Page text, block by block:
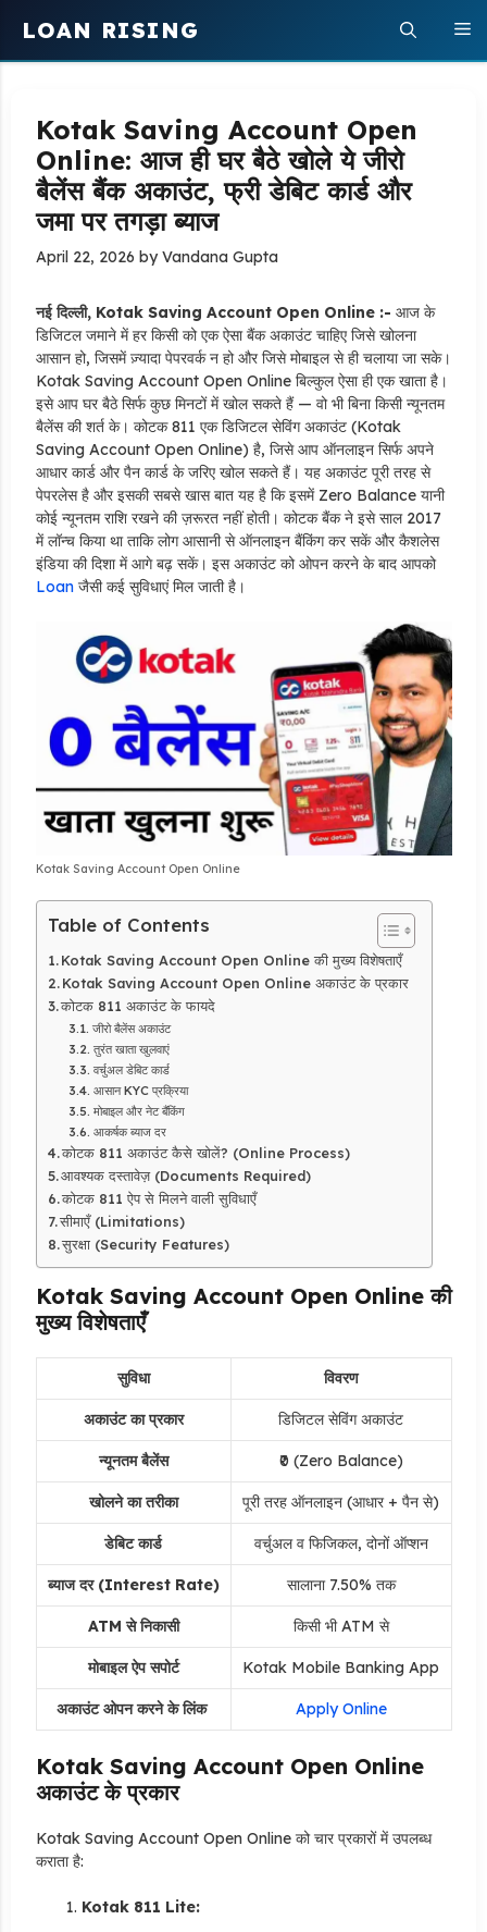
content
LOAN RISING
Kotak Saving Account Open
Online: आज ही घर बैठे खोले ये जीरो
बैलेंस बैंक अकाउंट, फ्री डेबिट कार्ड और
जमा पर तगड़ा ब्याज
April 22, 2026 byVandana Gupta
नई दिल्ली, Kotak Saving Account Open Online :- आज के
डिजिटल जमाने में हर किसी को एक ऐसा बैंक अकाउंट चाहिए जिसे खोलना
आसान हो, जिसमें ज़्यादा पेपरवर्क न हो और जिसे मोबाइल से ही चलाया जा सके।
Kotak Saving Account Open Online बिल्कुल ऐसा ही एक खाता है।
इसे आप घर बैठे सिर्फ कुछ मिनटों में खोल सकते हैं — वो भी बिना किसी न्यूनतम
बैलेंस की शर्त के। कोटक 811 एक डिजिटल सेविंग अकाउंट (Kotak
Saving Account Open Online) है, जिसे आप ऑनलाइन सिर्फ अपने
आधार कार्ड और पैन कार्ड के जरिए खोल सकते हैं। यह अकाउंट पूरी तरह से
पेपरलेस है और इसकी सबसे खास बात यह है कि इसमें Zero Balance यानी
कोई न्यूनतम राशि रखने की ज़रूरत नहीं होती। कोटक बैंक ने इसे साल 2017
में लॉन्च किया था ताकि लोग आसानी से ऑनलाइन बैंकिंग कर सकें और कैशलेस
इंडिया की दिशा में आगे बढ़ सकें। इस अकाउंट को ओपन करने के बाद आपको
Loanजैसी कई सुविधाएं मिल जाती है।
Kotak Saving Account Open Online
Table of Contents
Kotak Saving Account Open Online की मुख्य विशेषताएँ
Kotak Saving Account Open Online अकाउंट के प्रकार
कोटक 811 अकाउंट के फायदे
जीरो बैलेंस अकाउंट
तुरंत खाता खुलवाएं
वर्चुअल डेबिट कार्ड
आसान KYC प्रक्रिया
मोबाइल और नेट बैंकिंग
आकर्षक ब्याज दर
कोटक 811 अकाउंट कैसे खोलें? (Online Process)
आवश्यक दस्तावेज़ (Documents Required)
कोटक 811 ऐप से मिलने वाली सुविधाएँ
सीमाएँ (Limitations)
सुरक्षा (Security Features)
Kotak Saving Account Open Online की
मुख्य विशेषताएँ
सुविधा विवरण
अकाउंट का प्रकार डिजिटल सेविंग अकाउंट
न्यूनतम बैलेंस ₹0 (Zero Balance)
खोलने का तरीका पूरी तरह ऑनलाइन (आधार + पैन से)
डेबिट कार्ड वर्चुअल व फिजिकल, दोनों ऑप्शन
ब्याज दर (Interest Rate) सालाना 7.50% तक
ATM से निकासी किसी भी ATM से
मोबाइल ऐप सपोर्ट Kotak Mobile Banking App
अकाउंट ओपन करने के लिंक Apply Online
Kotak Saving Account Open Online
अकाउंट के प्रकार
Kotak Saving Account Open Online को चार प्रकारों में उपलब्ध
कराता है:
Kotak 811 Lite: